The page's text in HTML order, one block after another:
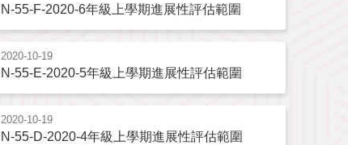
N-55-F-2020-6年級上學期進展性評估範圍
2020-10-19
N-55-E-2020-5年級上學期進展性評估範圍
2020-10-19
N-55-D-2020-4年級上學期進展性評估範圍